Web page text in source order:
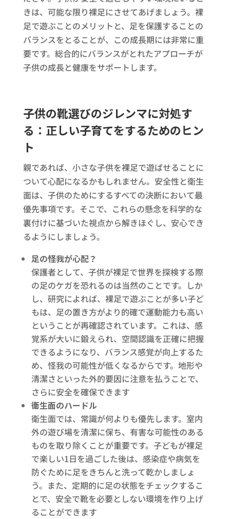
きは、可能な限り裸足にさせてあげましょう。裸
足で遊ぶことのメリットと、足を保護することの
バランスをとることが、この成長期には非常に重
要です。総合的にバランスがとれたアプローチが
子供の成長と健康をサポートします。
子供の靴選びのジレンマに対処す
る：正しい子育てをするためのヒン
ト
親であれば、小さな子供を裸足で遊ばせることに
ついて心配になるかもしれません。安全性と衛生
面は、子供のためにするすべての決断において最
優先事項です。そこで、これらの懸念を科学的な
裏付けに基づいた視点から解きほぐし、安心でき
るようにしましょう。
足の怪我が心配？
保護者として、子供が裸足で世界を探検する際
の足のケガを恐れるのは当然のことです。しか
し、研究によれば、裸足で遊ぶことが多い子ど
もは、足の置き方がより的確で運動能力も高い
ということが再確認されています。これは、感
覚系が大いに鍛えられ、空間認識を正確に把握
できるようになり、バランス感覚が向上するた
め、怪我の可能性が低くなるからです。地形や
清潔さといった外的要因に注意を払うことで、
さらに安全を確保できます
衛生面のハードル
衛生面では、常識が何よりも優先します。室内
外の遊び場を清潔に保ち、有害な可能性のある
ものを取り除くことが重要です。子どもが裸足
で楽しい1日を過ごした後は、感染症や病気を
防ぐために足をきちんと洗って乾かしましょ
う。また、定期的に足の状態をチェックするこ
とで、安全で靴を必要としない環境を作り上げ
ることができます